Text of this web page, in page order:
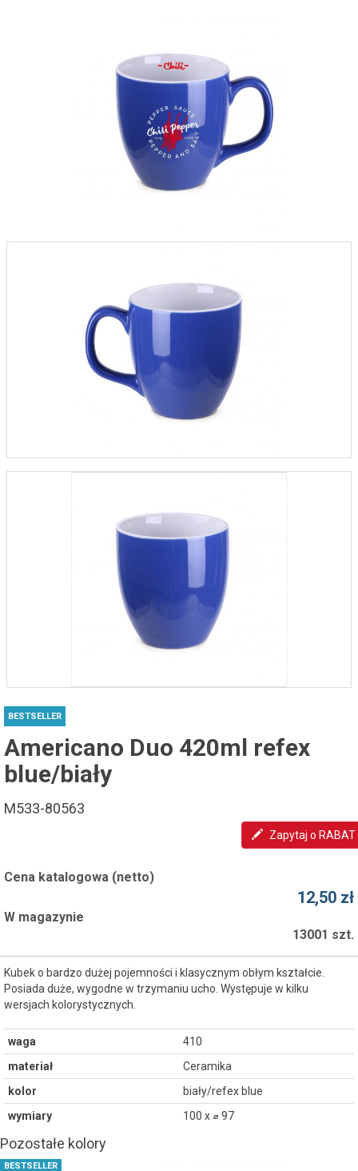
BESTSELLER
Americano Duo 420ml refex
blue/biały
M533-80563
Zapytaj o RABAT
Cena katalogowa (netto)
12,50 zł
W magazynie
13001 szt.
Kubek o bardzo dużej pojemności i klasycznym obłym kształcie.
Posiada duże, wygodne w trzymaniu ucho. Występuje w kilku
wersjach kolorystycznych.
waga
410
materiał
Ceramika
kolor
biały/refex blue
wymiary
100 x ⌀ 97
Pozostałe kolory
BESTSELLER